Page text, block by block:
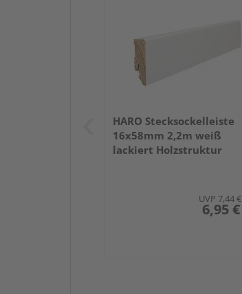
HARO Stecksockelleiste
16x58mm 2,2m weiß
lackiert Holzstruktur
UVP 7,44 €
6,95 €